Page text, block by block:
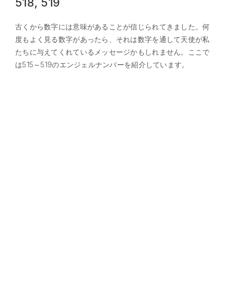
古くから数字には意味があることが信じられてきました。何
度もよく見る数字があったら、それは数字を通して天使が私
たちに与えてくれているメッセージかもしれません。ここで
は515～519のエンジェルナンバーを紹介しています。